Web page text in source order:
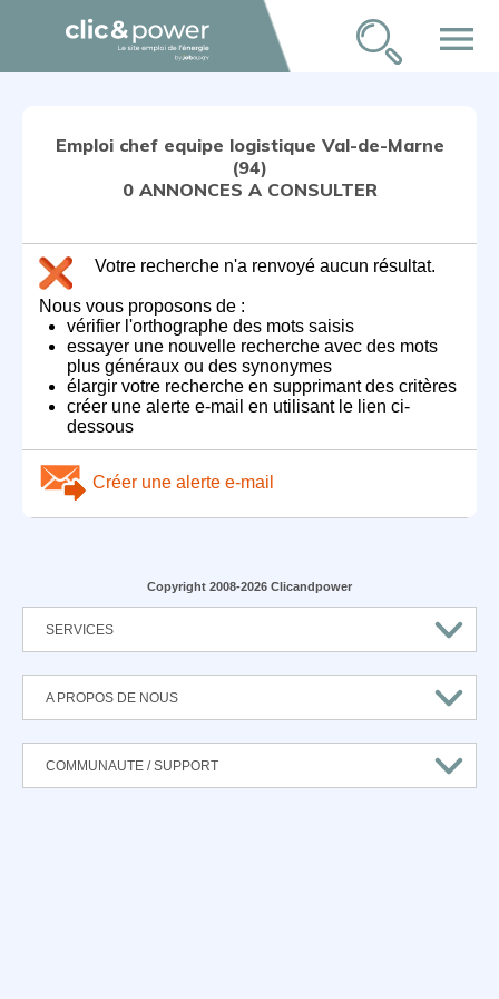
menu
Emploi chef equipe logistique Val-de-Marne
(94)
0 ANNONCES A CONSULTER
Votre recherche n'a renvoyé aucun résultat.
Nous vous proposons de :
vérifier l'orthographe des mots saisis
essayer une nouvelle recherche avec des mots
plus généraux ou des synonymes
élargir votre recherche en supprimant des critères
créer une alerte e-mail en utilisant le lien ci-
dessous
Créer une alerte e-mail
Copyright 2008-2026 Clicandpower
SERVICES
A PROPOS DE NOUS
COMMUNAUTE / SUPPORT